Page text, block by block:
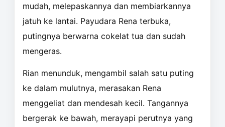
mudah, melepaskannya dan membiarkannya
jatuh ke lantai. Payudara Rena terbuka,
putingnya berwarna cokelat tua dan sudah
mengeras.
Rian menunduk, mengambil salah satu puting
ke dalam mulutnya, merasakan Rena
menggeliat dan mendesah kecil. Tangannya
bergerak ke bawah, merayapi perutnya yang